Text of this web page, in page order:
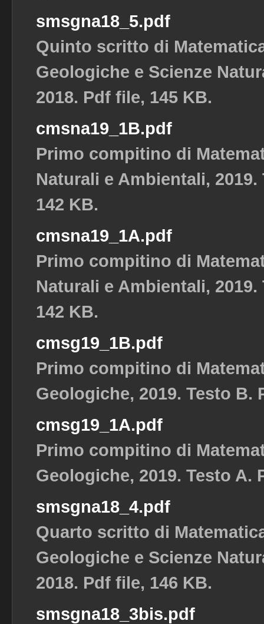
smsgna18_5.pdf
Quinto scritto di
Geologiche e Scienze
2018. Pdf file, 145 KB.
cmsna19_1B.pdf
Primo compitino di
Naturali e Ambientali,
142 KB.
cmsna19_1A.pdf
Primo compitino di
Naturali e Ambientali,
142 KB.
cmsg19_1B.pdf
Primo compitino di
Geologiche, 2019. Testo B.
cmsg19_1A.pdf
Primo compitino di
Geologiche, 2019. Testo A.
smsgna18_4.pdf
Quarto scritto di
Geologiche e Scienze
2018. Pdf file, 146 KB.
smsgna18_3bis.pdf